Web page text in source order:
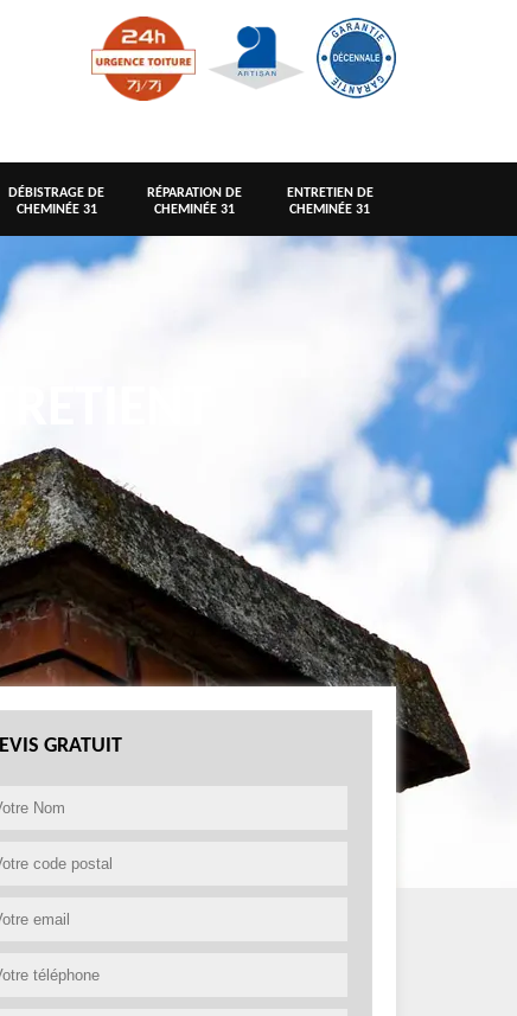
DÉBISTRAGE DE
CHEMINÉE 31
RÉPARATION DE
CHEMINÉE 31
ENTRETIEN DE
CHEMINÉE 31
GRATUIT